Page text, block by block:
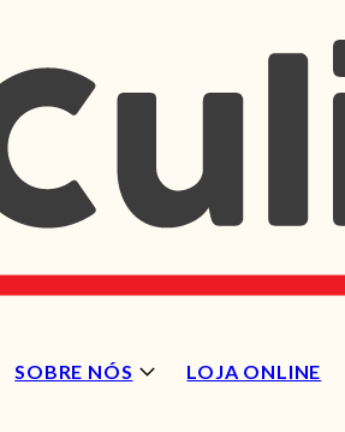
SOBRE NÓS LOJA ONLINE